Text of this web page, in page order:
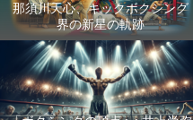
那須川天心、キックボクシング
界の新星の軌跡